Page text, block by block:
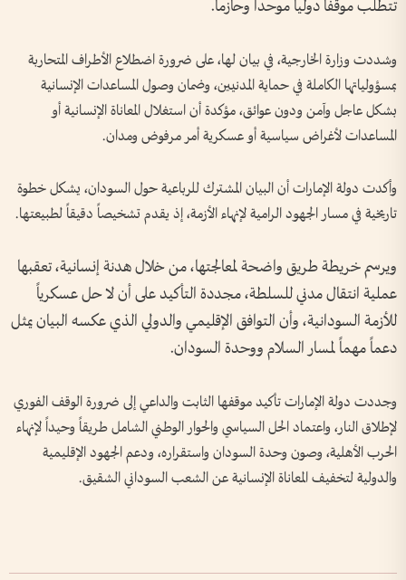
تتطلب موقفاً دولياً موحداً وحازماً.
وشددت وزارة الخارجية، في بيان لها، على ضرورة اضطلاع الأطراف المتحاربة
بمسؤولياتها الكاملة في حماية المدنيين، وضمان وصول المساعدات الإنسانية
بشكل عاجل وآمن ودون عوائق، مؤكدة أن استغلال المعاناة الإنسانية أو
المساعدات لأغراض سياسية أو عسكرية أمر مرفوض ومدان.
وأكدت دولة الإمارات أن البيان المشترك للرباعية حول السودان، يشكل خطوة
تاريخية في مسار الجهود الرامية لإنهاء الأزمة، إذ يقدم تشخيصاً دقيقاً لطبيعتها.
ويرسم خريطة طريق واضحة لمعالجتها، من خلال هدنة إنسانية، تعقبها
عملية انتقال مدني للسلطة، مجددة التأكيد على أن لا حل عسكرياً
للأزمة السودانية، وأن التوافق الإقليمي والدولي الذي عكسه البيان يمثل
دعماً مهماً لمسار السلام ووحدة السودان.
وجددت دولة الإمارات تأكيد موقفها الثابت والداعي إلى ضرورة الوقف الفوري
لإطلاق النار، واعتماد الحل السياسي والحوار الوطني الشامل طريقاً وحيداً لإنهاء
الحرب الأهلية، وصون وحدة السودان واستقراره، ودعم الجهود الإقليمية
والدولية لتخفيف المعاناة الإنسانية عن الشعب السوداني الشقيق.